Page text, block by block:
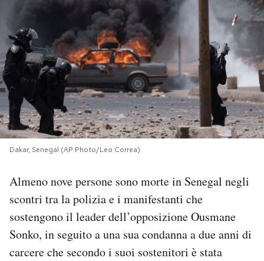
NEWSLETTER
I MIEI PREFERITI
SHOP
AREA PERSONALE
Area Personale
Newsletter
Notifiche mobile
Regala il Post
Dakar, Senegal (AP Photo/Leo Correa)
Almeno nove persone sono morte in Senegal negli
scontri tra la polizia e i manifestanti che
sostengono il leader dell’opposizione Ousmane
Sonko, in seguito a una sua condanna a due anni di
carcere che secondo i suoi sostenitori è stata